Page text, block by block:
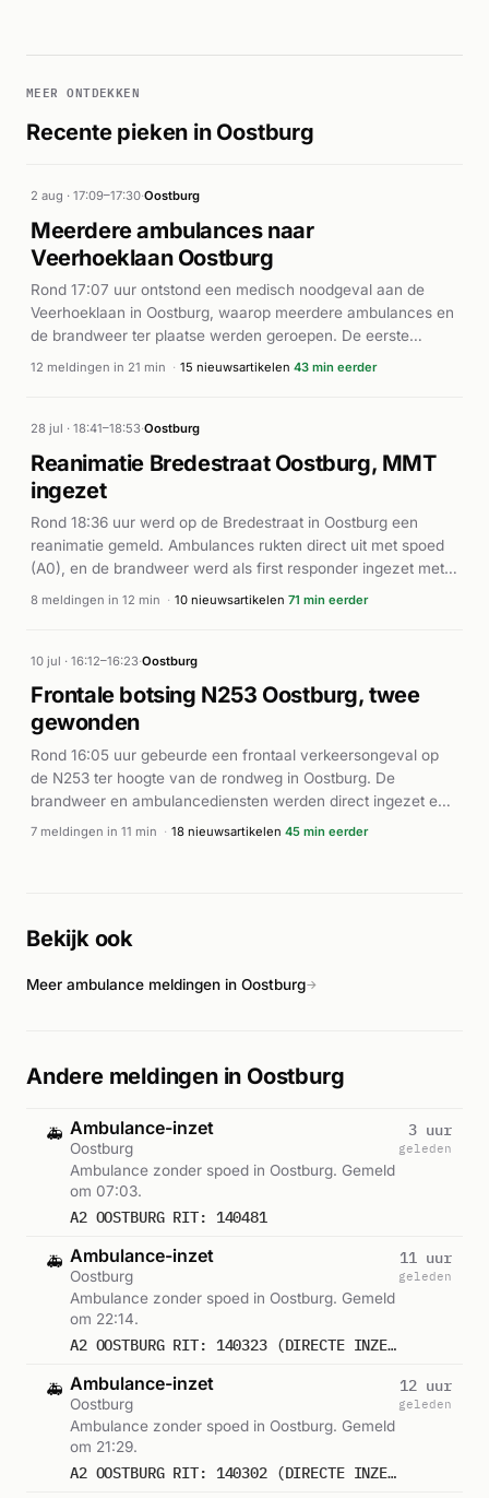
MEER ONTDEKKEN
Recente pieken in Oostburg
2 aug · 17:09–17:30·Oostburg
Meerdere ambulances naar
Veerhoeklaan Oostburg
Rond 17:07 uur ontstond een medisch noodgeval aan de
Veerhoeklaan in Oostburg, waarop meerdere ambulances en
de brandweer ter plaatse werden geroepen. De eerste
meldingen kwamen binnen als A0-prioriteit (spoedgevallen),
ingezet voor vervoer naar een medisch centrum. In totaal
werden meerdere ambulanceritten en brandweervoertuigen
naar dezelfde locatie gestuurd binnen een periode van
vijftien minuten. De brandweer assisteerde bij de
hulpverlening aan meerdere patiënten. Details over het
precieze incident en aantal betrokkenen zijn niet nader
bekend.
12 meldingen in 21 min · 15 nieuwsartikelen 43 min eerder
28 jul · 18:41–18:53·Oostburg
Reanimatie Bredestraat Oostburg, MMT
ingezet
Rond 18:36 uur werd op de Bredestraat in Oostburg een
reanimatie gemeld. Ambulances rukten direct uit met spoed
(A0), en de brandweer werd als first responder ingezet met
prioriteit P1. De reanimatie werd in korte tijd drie keer
Medische Team (MMT) ingezet, en de traumahelikopter
landde in Oostburg voor verdere medische ondersteuning.
Verschillende hulpdiensten voerden reanimatiepogingen uit
op straat. De exacte uitkomst van het incident is niet bekend
uit de beschikbare informatie.
8 meldingen in 12 min · 10 nieuwsartikelen 71 min eerder
10 jul · 16:12–16:23·Oostburg
Frontale botsing N253 Oostburg, twee
gewonden
Rond 16:05 uur gebeurde een frontaal verkeersongeval op
de N253 ter hoogte van de rondweg in Oostburg. De
brandweer en ambulancediensten werden direct ingezet en
verschenen met meerdere eenheden ter plaatse. Het
zetten bergingswerkzaamheden in om de voertuigen te
7 meldingen in 11 min · 18 nieuwsartikelen 45 min eerder
Bekijk ook
Meer ambulance meldingen in Oostburg→
Andere meldingen in Oostburg
🚑 Ambulance-inzet
Oostburg
Ambulance zonder spoed in Oostburg. Gemeld
om 07:03.
A2 OOSTBURG RIT: 140481
3 uur
geleden
🚑 Ambulance-inzet
Oostburg
Ambulance zonder spoed in Oostburg. Gemeld
om 22:14.
A2 OOSTBURG RIT: 140323 (DIRECTE INZET: JA)
11 uur
geleden
🚑 Ambulance-inzet
Oostburg
Ambulance zonder spoed in Oostburg. Gemeld
om 21:29.
A2 OOSTBURG RIT: 140302 (DIRECTE INZET: JA)
12 uur
geleden